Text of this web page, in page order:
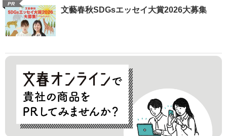
PR
文藝春秋SDGsエッセイ大賞2026大募集